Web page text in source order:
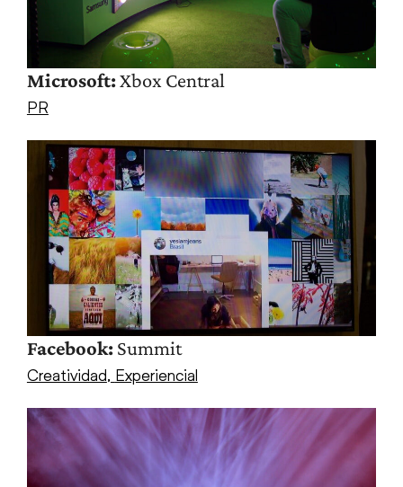
Microsoft:Xbox Central
PR
Facebook:Summit
Creatividad, Experiencial